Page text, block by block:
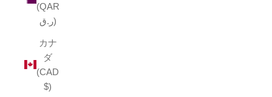
(QAR
ر.ق)
カナ
ダ
(CAD
$)